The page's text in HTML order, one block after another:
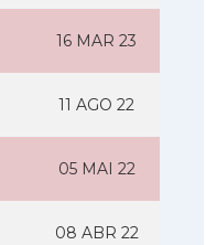
16 MAR 23
11 AGO 22
05 MAI 22
08 ABR 22